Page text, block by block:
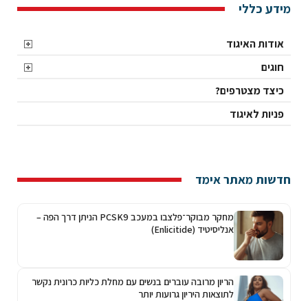
מידע כללי
אודות האיגוד
חוגים
כיצד מצטרפים?
פניות לאיגוד
חדשות מאתר אימד
מחקר מבוקר־פלצבו במעכב PCSK9 הניתן דרך הפה –
אנליסיטיד (Enlicitide)
הריון מרובה עוברים בנשים עם מחלת כליות כרונית נקשר
לתוצאות היריון גרועות יותר